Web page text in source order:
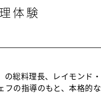
体験
の総料理長、レイモンド
フの指導のもと、本格的